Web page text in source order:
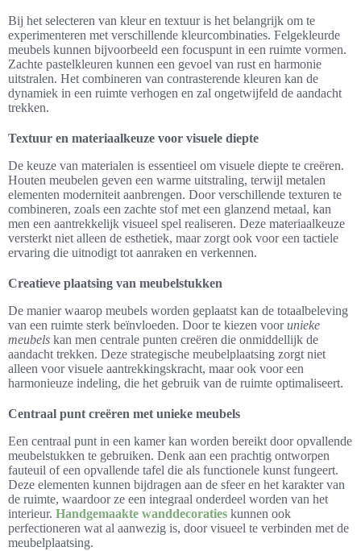
Bij het selecteren van kleur en textuur is het belangrijk om te
experimenteren met verschillende kleurcombinaties. Felgekleurde
meubels kunnen bijvoorbeeld een focuspunt in een ruimte vormen.
Zachte pastelkleuren kunnen een gevoel van rust en harmonie
uitstralen. Het combineren van contrasterende kleuren kan de
dynamiek in een ruimte verhogen en zal ongetwijfeld de aandacht
trekken.
Textuur en materiaalkeuze voor visuele diepte
De keuze van materialen is essentieel om visuele diepte te creëren.
Houten meubelen geven een warme uitstraling, terwijl metalen
elementen moderniteit aanbrengen. Door verschillende texturen te
combineren, zoals een zachte stof met een glanzend metaal, kan
men een aantrekkelijk visueel spel realiseren. Deze materiaalkeuze
versterkt niet alleen de esthetiek, maar zorgt ook voor een tactiele
ervaring die uitnodigt tot aanraken en verkennen.
Creatieve plaatsing van meubelstukken
De manier waarop meubels worden geplaatst kan de totaalbeleving
van een ruimte sterk beïnvloeden. Door te kiezen voorunieke
meubels kan men centrale punten creëren die onmiddellijk de
aandacht trekken. Deze strategische meubelplaatsing zorgt niet
alleen voor visuele aantrekkingskracht, maar ook voor een
harmonieuze indeling, die het gebruik van de ruimte optimaliseert.
Centraal punt creëren met unieke meubels
Een centraal punt in een kamer kan worden bereikt door opvallende
meubelstukken te gebruiken. Denk aan een prachtig ontworpen
fauteuil of een opvallende tafel die als functionele kunst fungeert.
Deze elementen kunnen bijdragen aan de sfeer en het karakter van
de ruimte, waardoor ze een integraal onderdeel worden van het
interieur. Handgemaakte wanddecoraties kunnen ook
perfectioneren wat al aanwezig is, door visueel te verbinden met de
meubelplaatsing.